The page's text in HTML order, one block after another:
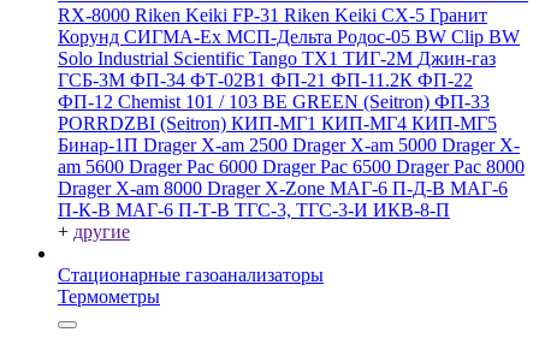
RX-8000 Riken Keiki FP-31 Riken Keiki CX-5 Гранит
Корунд СИГМА-Ех МСП-Дельта Родос-05 BW Clip BW
Solo Industrial Scientific Tango TX1 ТИГ-2М Джин-газ
ГСБ-3М ФП-34 ФТ-02В1 ФП-21 ФП-11.2К ФП-22
ФП-12 Chemist 101 / 103 BE GREEN (Seitron) ФП-33
PORRDZBI (Seitron) КИП-МГ1 КИП-МГ4 КИП-МГ5
Бинар-1П Drager X-am 2500 Drager X-am 5000 Drager X-
am 5600 Drager Pac 6000 Drager Pac 6500 Drager Pac 8000
Drager X-am 8000 Drager X-Zone МАГ-6 П-Д-В МАГ-6
П-К-В МАГ-6 П-Т-В ТГС-3, ТГС-3-И ИКВ-8-П
+ другие
Стационарные газоанализаторы
Термометры